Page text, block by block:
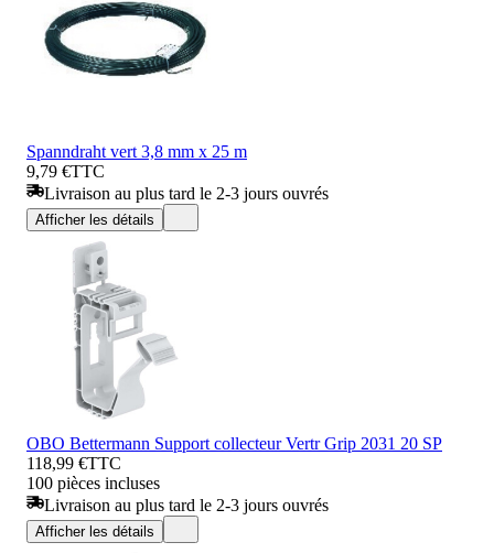
Spanndraht vert 3,8 mm x 25 m
9,79 €TTC
Livraison au plus tard le 2-3 jours ouvrés
Afficher les détails
OBO Bettermann Support collecteur Vertr Grip 2031 20 SP
118,99 €TTC
100 pièces incluses
Livraison au plus tard le 2-3 jours ouvrés
Afficher les détails